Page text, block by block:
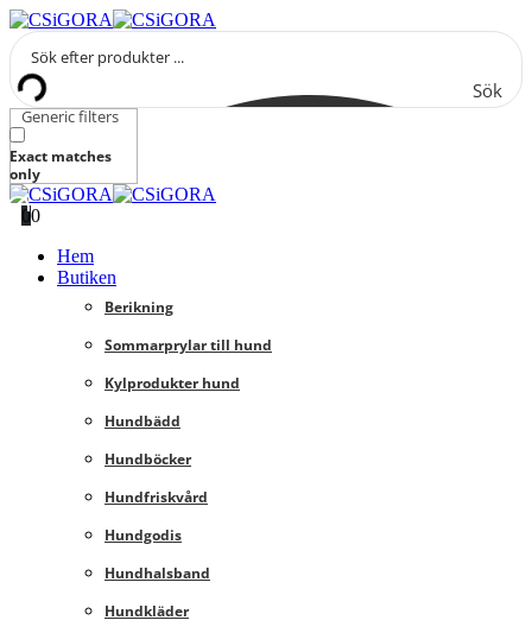
Sök
Generic filters
Exact matches
only
00
Hem
Butiken
Berikning
Sommarprylar till hund
Kylprodukter hund
Hundbädd
Hundböcker
Hundfriskvård
Hundgodis
Hundhalsband
Hundkläder